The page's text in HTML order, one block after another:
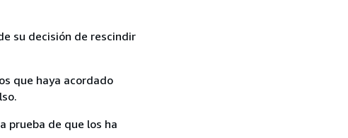
su decisión de rescindir
que haya acordado
prueba de que los ha